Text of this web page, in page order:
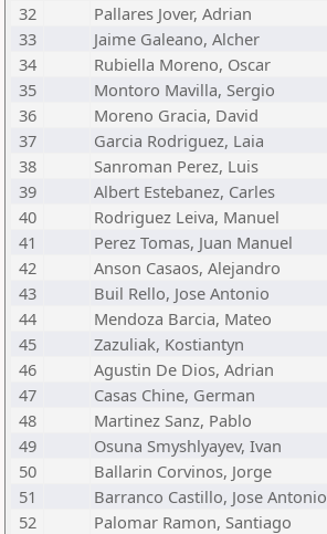
32
Pallares Jover, Adrian
33
Jaime Galeano, Alcher
34
Rubiella Moreno, Oscar
35
Montoro Mavilla, Sergio
36
Moreno Gracia, David
37
Garcia Rodriguez, Laia
38
Sanroman Perez, Luis
39
Albert Estebanez, Carles
40
Rodriguez Leiva, Manuel
41
Perez Tomas, Juan Manuel
42
Anson Casaos, Alejandro
43
Buil Rello, Jose Antonio
44
Mendoza Barcia, Mateo
45
Zazuliak, Kostiantyn
46
Agustin De Dios, Adrian
47
Casas Chine, German
48
Martinez Sanz, Pablo
49
Osuna Smyshlyayev, Ivan
50
Ballarin Corvinos, Jorge
51
Barranco Castillo, Jose Antonio
52
Palomar Ramon, Santiago